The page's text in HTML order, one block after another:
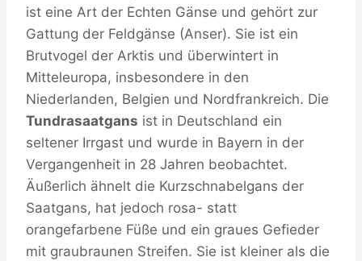
ist eine Art der Echten Gänse und gehört zur
Gattung der Feldgänse (Anser). Sie ist ein
Brutvogel der Arktis und überwintert in
Mitteleuropa, insbesondere in den
Niederlanden, Belgien und Nordfrankreich. Die
Tundrasaatgans ist in Deutschland ein
seltener Irrgast und wurde in Bayern in der
Vergangenheit in 28 Jahren beobachtet.
Äußerlich ähnelt die Kurzschnabelgans der
Saatgans, hat jedoch rosa- statt
orangefarbene Füße und ein graues Gefieder
mit graubraunen Streifen. Sie ist kleiner als die